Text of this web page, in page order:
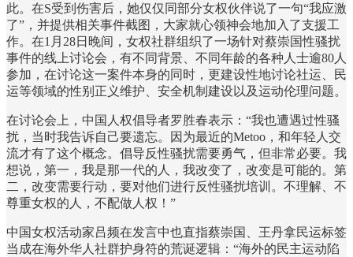
此。在S受到伤害后，她仅仅同部分女权伙伴说了一句“我应激
了”，并提供相关事件截图，大家就心领神会地加入了支援工
作。在1月28日晚间，女权社群组织了一场针对蔡崇国性骚扰
事件的线上讨论会，有不同背景、不同年龄的各种人士逾80人
参加，在讨论这一案件本身的同时，更建设性地讨论社运、民
运等领域的性别正义维护、安全机制建设以及运动伦理问题。
在讨论会上，中国人权倡导者罗胜春表示：“我也遭遇过性骚
扰，当时我告诉自己要遗忘。因为最近的Metoo，和年轻人交
流才有了这个概念。倡导反性骚扰需要勇气，但非常必要。我
想说，第一，我是那一代的人，我改变了，改变是可能的。第
二，改变需要行动，要对他们进行反性骚扰培训。不理解、不
尊重女权的人，不配做人权！”
中国女权活动家吕频在发言中也直指蔡崇国、王丹拿民运标签
当成在海外华人社群护身符的荒诞逻辑：“海外的民主运动陷